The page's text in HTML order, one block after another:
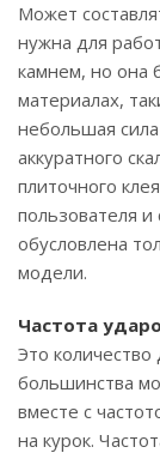
Может
нужна для
камнем, но она
материалах,
небольшая
аккуратного
плиточного
пользователя
обусловлена
модели.
Частота
Это
большинства
вместе с
на курок.